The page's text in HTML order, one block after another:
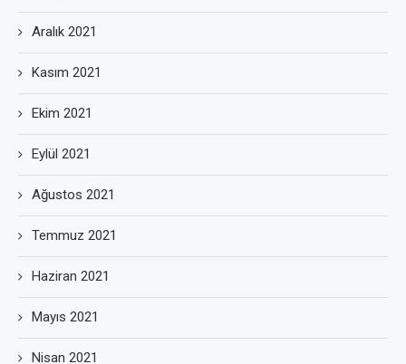
Aralık 2021
Kasım 2021
Ekim 2021
Eylül 2021
Ağustos 2021
Temmuz 2021
Haziran 2021
Mayıs 2021
Nisan 2021